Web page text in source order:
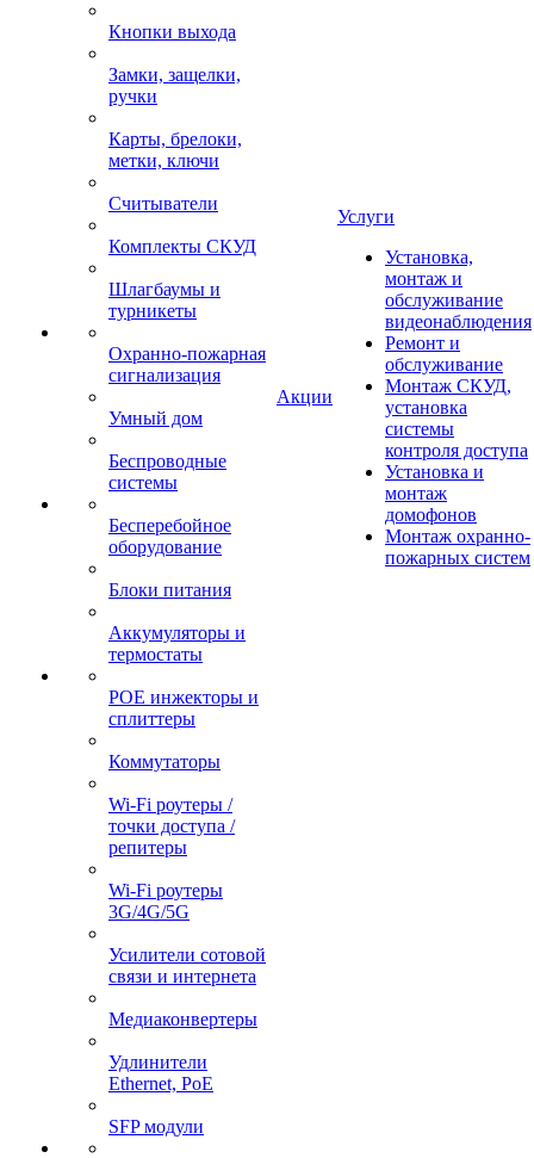
Кнопки выхода
Замки, защелки,
ручки
Карты, брелоки,
метки, ключи
Считыватели
Комплекты СКУД
Шлагбаумы и
турникеты
Охранно-пожарная
сигнализация
Умный дом
Беспроводные
системы
Бесперебойное
оборудование
Блоки питания
Аккумуляторы и
термостаты
POE инжекторы и
сплиттеры
Коммутаторы
Wi-Fi роутеры /
точки доступа /
репитеры
Wi-Fi роутеры
3G/4G/5G
Усилители сотовой
связи и интернета
Медиаконвертеры
Удлинители
Ethernet, PoE
SFP модули
Акции
Услуги
Установка,
монтаж и
обслуживание
видеонаблюдения
Ремонт и
обслуживание
Монтаж СКУД,
установка
системы
контроля доступа
Установка и
монтаж
домофонов
Монтаж охранно-
пожарных систем